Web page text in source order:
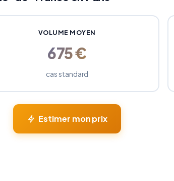
VOLUME MOYEN
675 €
cas standard
Estimer mon prix